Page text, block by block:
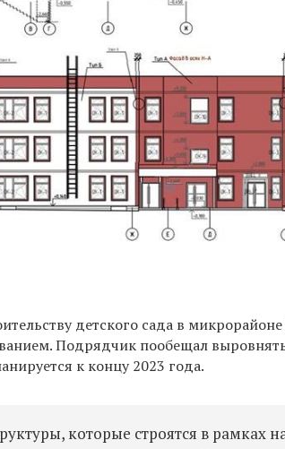
детского сада в
Подрядчик пообещал
к концу 2023 года.
которые строятся в рамках